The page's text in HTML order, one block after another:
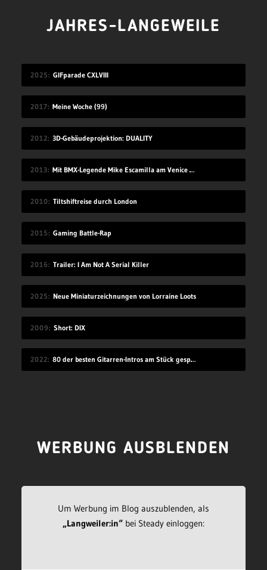
JAHRES-LANGEWEILE
2025 GIFparade CXLVIII
2017 Meine Woche (99)
2012 3D-Gebäudeprojektion: DUALITY
2013 Mit BMX-Legende Mike Escamilla am Venice Beach
2010 Tiltshiftreise durch London
2015 Gaming Battle-Rap
2016 Trailer: I Am Not A Serial Killer
2025 Neue Miniaturzeichnungen von Lorraine Loots
2009 Short: DIX
2022 80 der besten Gitarren-Intros am Stück gespielt
WERBUNG AUSBLENDEN
Um Werbung im Blog auszublenden, als
„Langweiler:in“bei Steady einloggen: